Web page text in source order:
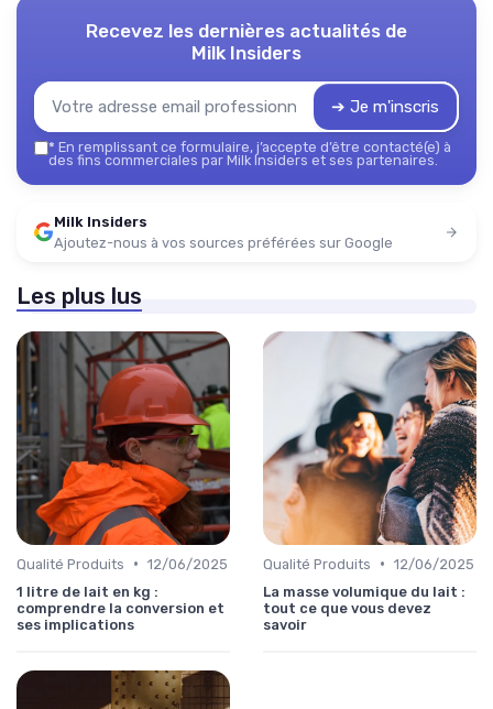
Recevez les dernières actualités de
Milk Insiders
➔ Je m'inscris
* En remplissant ce formulaire, j’accepte d’être contacté(e) à
des fins commerciales par Milk Insiders et ses partenaires.
Milk Insiders
Ajoutez-nous à vos sources préférées sur Google
Les plus lus
Qualité Produits • 12/06/2025
1 litre de lait en kg :
comprendre la conversion et
ses implications
Qualité Produits • 12/06/2025
La masse volumique du lait :
tout ce que vous devez
savoir